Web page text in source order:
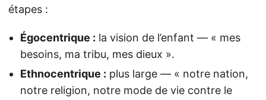
étapes :
Égocentrique : la vision de l’enfant — « mes
besoins, ma tribu, mes dieux ».
Ethnocentrique : plus large — « notre nation,
notre religion, notre mode de vie contre le